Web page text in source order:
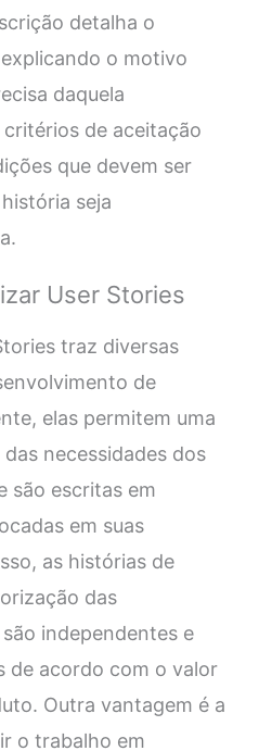
detalha o
o motivo
daquela
de aceitação
que devem ser
seja
User Stories
traz diversas
de
elas permitem uma
necessidades dos
são escritas em
em suas
as histórias de
das
independentes e
de acordo com o valor
Outra vantagem é a
o trabalho em